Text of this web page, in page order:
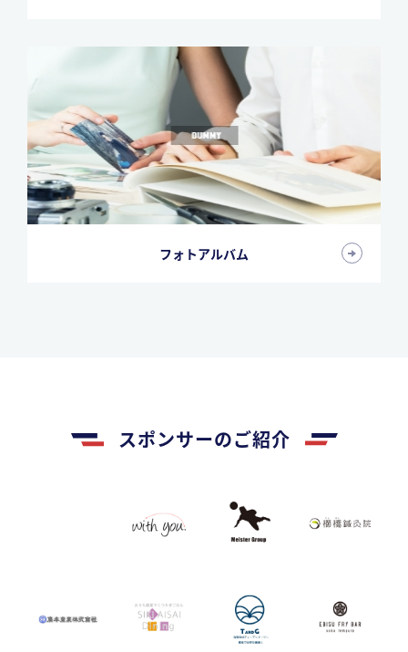
フォトアルバム
スポンサーのご紹介